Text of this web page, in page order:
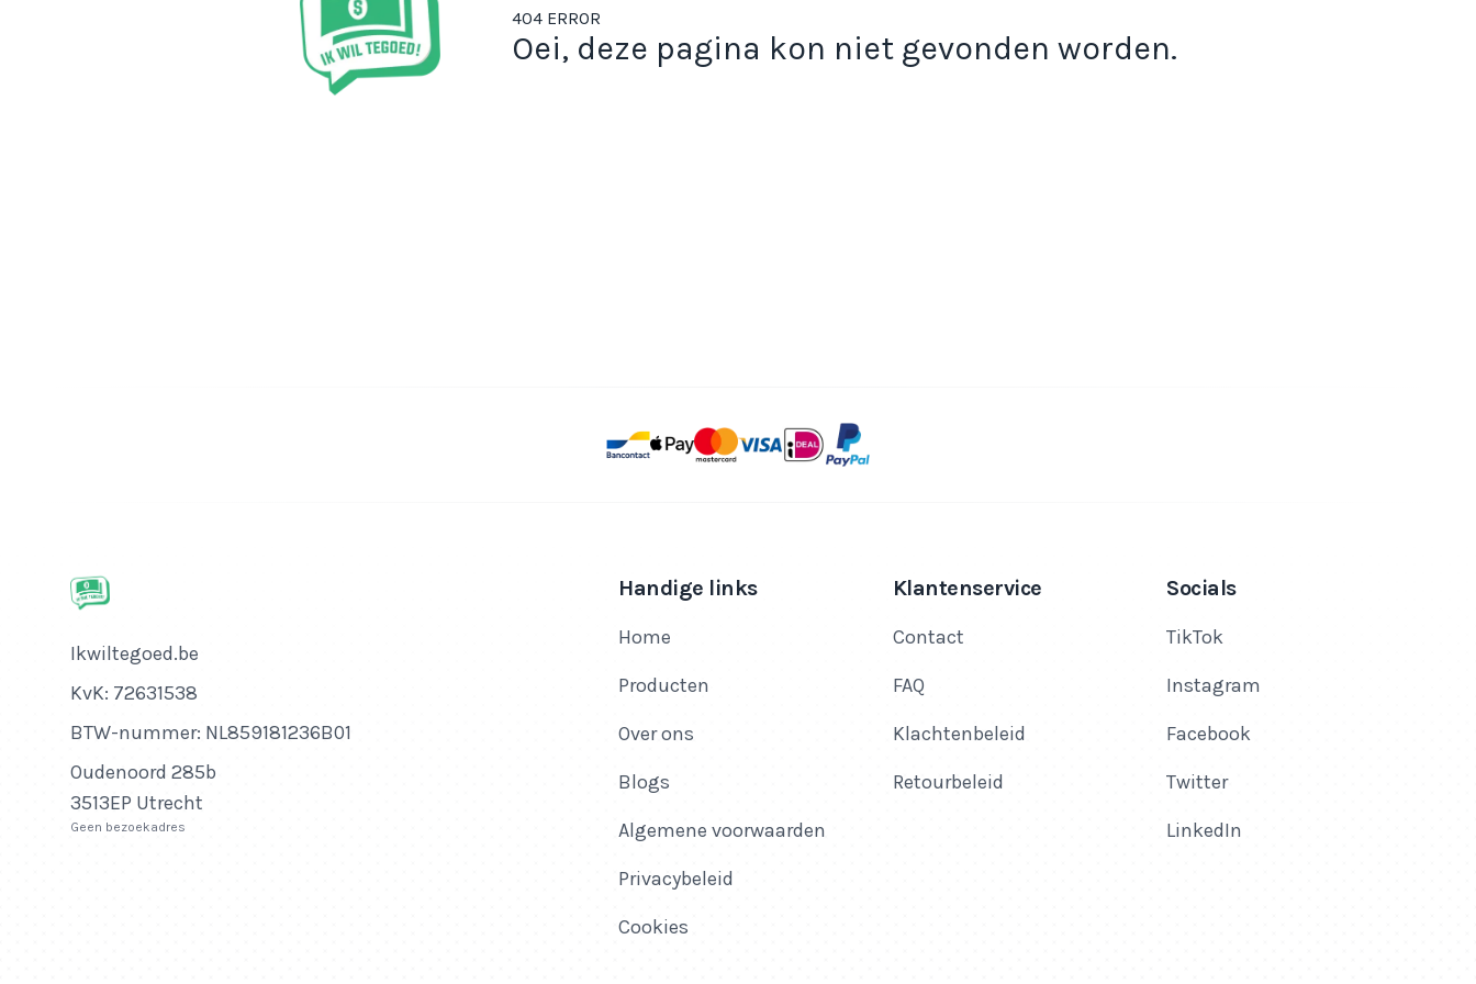
404 ERROR
Oei, deze pagina kon niet gevonden worden.
Bedrijfsnaam
Ikwiltegoed.be
KvK-nummer
KvK: 72631538
Btw-nummer
BTW-nummer: NL859181236B01
Adres
Oudenoord 285b
3513EP Utrecht
Geen bezoekadres
Handige links
Home
Producten
Over ons
Blogs
Algemene voorwaarden
Privacybeleid
Cookies
Klantenservice
Contact
FAQ
Klachtenbeleid
Retourbeleid
Socials
TikTok
Instagram
Facebook
Twitter
LinkedIn